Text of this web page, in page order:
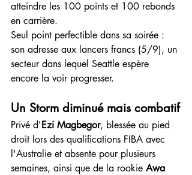
atteindre les 100 points et 100 rebonds
en carrière.
Seul point perfectible dans sa soirée :
son adresse aux lancers francs (5/9), un
secteur dans lequel Seattle espère
encore la voir progresser.
Un Storm diminué mais combatif
Privé d'Ezi Magbegor, blessée au pied
droit lors des qualifications FIBA avec
l'Australie et absente pour plusieurs
semaines, ainsi que de la rookie Awa